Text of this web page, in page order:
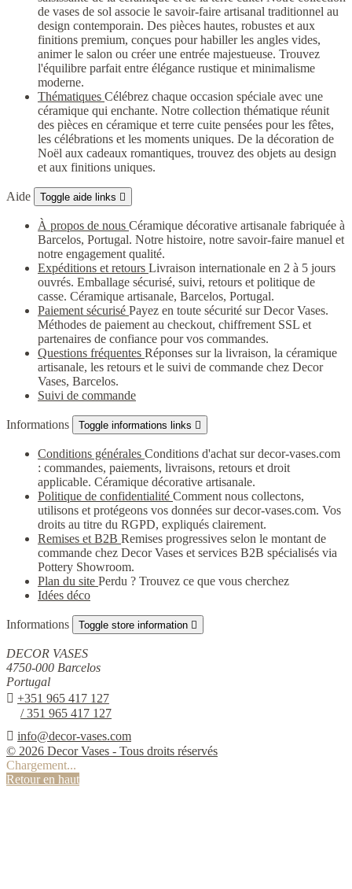
de vases de sol associe le savoir-faire artisanal traditionnel au
design contemporain. Des pièces hautes, robustes et aux
finitions premium, conçues pour habiller les angles vides,
animer le salon ou créer une entrée majestueuse. Trouvez
l'équilibre parfait entre élégance rustique et minimalisme
moderne.
Thématiques Célébrez chaque occasion spéciale avec une
céramique qui enchante. Notre collection thématique réunit
des pièces en céramique et terre cuite pensées pour les fêtes,
les célébrations et les moments uniques. De la décoration de
Noël aux cadeaux romantiques, trouvez des objets au design
et aux finitions uniques.
Aide Toggle aide links 
À propos de nous Céramique décorative artisanale fabriquée à
Barcelos, Portugal. Notre histoire, notre savoir-faire manuel et
notre engagement qualité.
Expéditions et retours Livraison internationale en 2 à 5 jours
ouvrés. Emballage sécurisé, suivi, retours et politique de
casse. Céramique artisanale, Barcelos, Portugal.
Paiement sécurisé Payez en toute sécurité sur Decor Vases.
Méthodes de paiement au checkout, chiffrement SSL et
partenaires de confiance pour vos commandes.
Questions fréquentes Réponses sur la livraison, la céramique
artisanale, les retours et le suivi de commande chez Decor
Vases, Barcelos.
Suivi de commande
Informations Toggle informations links 
Conditions générales Conditions d'achat sur decor-vases.com
: commandes, paiements, livraisons, retours et droit
applicable. Céramique décorative artisanale.
Politique de confidentialité Comment nous collectons,
utilisons et protégeons vos données sur decor-vases.com. Vos
droits au titre du RGPD, expliqués clairement.
Remises et B2B Remises progressives selon le montant de
commande chez Decor Vases et services B2B spécialisés via
Pottery Showroom.
Plan du site Perdu ? Trouvez ce que vous cherchez
Idées déco
Informations Toggle store information 
DECOR VASES
4750-000 Barcelos
Portugal
 +351 965 417 127
/ 351 965 417 127
 info@decor-vases.com
© 2026 Decor Vases - Tous droits réservés
Chargement...
Retour en haut